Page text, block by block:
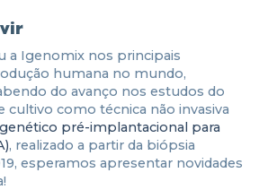
a Igenomix nos principais
humana no mundo,
do avanço nos estudos do
cultivo como técnica não invasiva
pré-implantacional para
, realizado a partir da biópsia
esperamos apresentar novidades